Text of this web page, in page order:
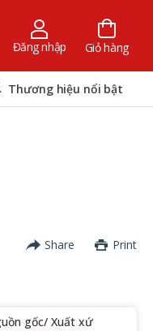
Đăng nhập Giỏ hàng
Thương hiệu nổi bật
Share Print
gốc/ Xuất xứ